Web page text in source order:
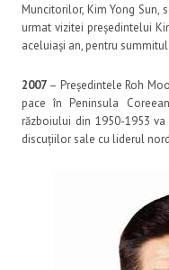
Muncitorilor, Kim Yong Sun,
urmat vizitei președintelui
aceluiași an, pentru
2007 – Președintele Roh
pace în Peninsula
războiului din 1950-1953
discuțiilor sale cu liderul